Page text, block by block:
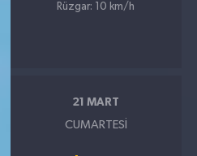
Rüzgar: 10 km/h
21 MART
CUMARTESI